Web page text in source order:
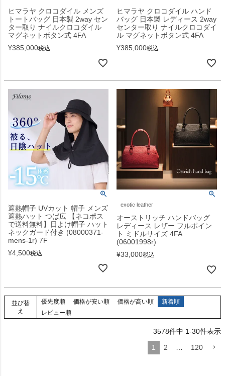
ヒマラヤ クロコダイル メンズ
トートバッグ 日本製 2way セン
ター取り ナイルクロコダイル
マグネットボタン式 4FA
¥385,000税込
ヒマラヤ クロコダイル ハンド
バッグ 日本製 レディース 2way
センター取り ナイルクロコダイ
ル マグネットボタン式 4FA
¥385,000税込
遮熱帽子 UVカット 帽子 メンズ
遮熱ハット つば広 【ネコポス
で送料無料】日よけ帽子 ハット
ネックガード付き (08000371-
mens-1r) 7F
¥4,500税込
exotic leather
オーストリッチ ハンドバッグ
レディース レザー フルポイン
ト ミドルサイズ 4FA
(06001998r)
¥33,000税込
並び替
え
優先度順 価格が安い順 価格が高い順
新着順
レビュー順
3578件中 1-30件表示
1
2 … 120